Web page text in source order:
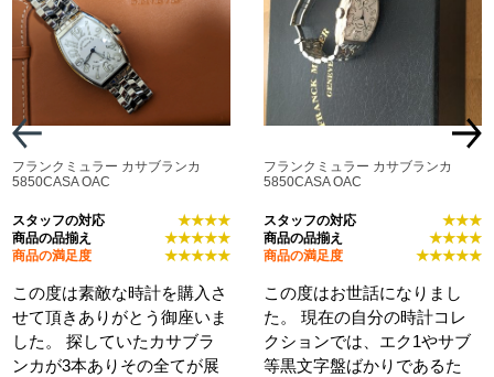
フランクミュラー カサブランカ
5850CASA OAC
スタッフの対応
★★★★
商品の品揃え
★★★★★
商品の満足度
★★★★★
この度は素敵な時計を購入さ
せて頂きありがとう御座いま
した。 探していたカサブラ
ンカが3本ありその全てが展
フランクミュラー カサブランカ
5850CASA OAC
スタッフの対応
★★★
商品の品揃え
★★★★
商品の満足度
★★★★★
この度はお世話になりまし
た。 現在の自分の時計コレ
クションでは、エク1やサブ
等黒文字盤ばかりであるた